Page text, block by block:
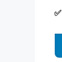
✅